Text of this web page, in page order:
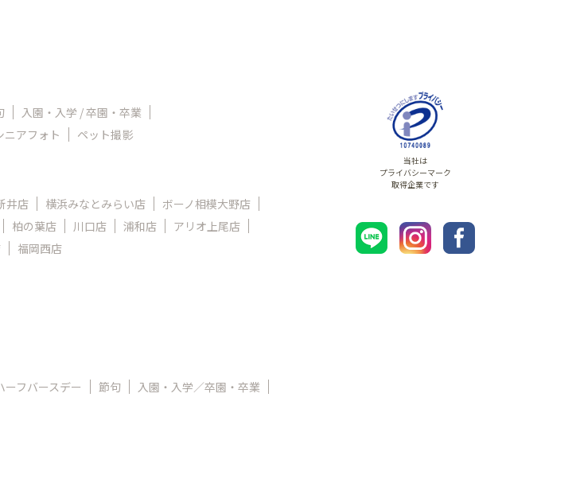
入園・入学 / 卒園・卒業
ニアフォト ペット撮影
井店 横浜みなとみらい店
ボーノ相模大野店
柏の葉店 川口店 浦和店
アリオ上尾店
福岡西店
ーフバースデー 節句
入園・入学／卒園・卒業
当社は
プライバシーマーク
取得企業です